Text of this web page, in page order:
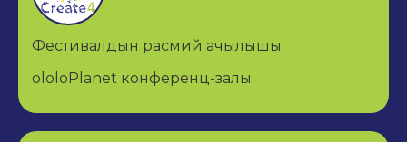
Фестивалдын расмий ачылышы
ololoPlanet конференц-залы